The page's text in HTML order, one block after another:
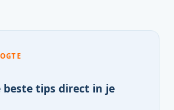
beste tips direct in je